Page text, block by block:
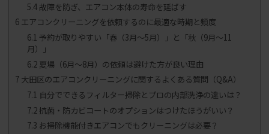
5.4故障を防ぎ、エアコン本体の寿命を延ばす
6 エアコンクリーニングを依頼するのに最適な時期と頻度
6.1 予約が取りやすい「春（3月〜5月）」と「秋（9月〜11
月）」
6.2夏場（6月〜8月）の依頼は避けた方が良い理由
7 大田区のエアコンクリーニングに関するよくある質問（Q&A）
7.1 自分でできるフィルター掃除とプロの内部洗浄の違いは？
7.2抗菌・防カビコートのオプションはつけたほうがいい？
7.3 お掃除機能付きエアコンでもクリーニングは必要？